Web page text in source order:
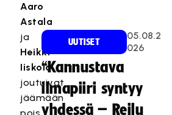
Aaro
Astala
ja
Heikki
Iiskola
joutuivat
jäämään
UUTISET
05.08.2
026
“Kannustava
ilmapiiri syntyy
yhdessä – Reilu